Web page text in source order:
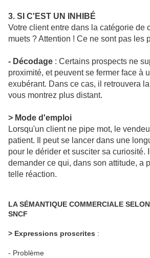
3. SI C'EST UN INHIBÉ
Votre client entre dans la catégorie de
muets ? Attention ! Ce ne sont pas les
- Décodage : Certains prospects ne
proximité, et peuvent se fermer face à
exubérant. Dans ce cas, il retrouvera
vous montrez plus distant.
> Mode d'emploi
Lorsqu'un client ne pipe mot, le
patient. Il peut se lancer dans une
pour le dérider et susciter sa curiosité.
demander ce qui, dans son attitude, a
telle réaction.
LA SÉMANTIQUE COMMERCIALE
SNCF
> Expressions proscrites :
- Problème